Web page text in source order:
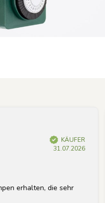
KÄUFER
31.07.2026
die sehr